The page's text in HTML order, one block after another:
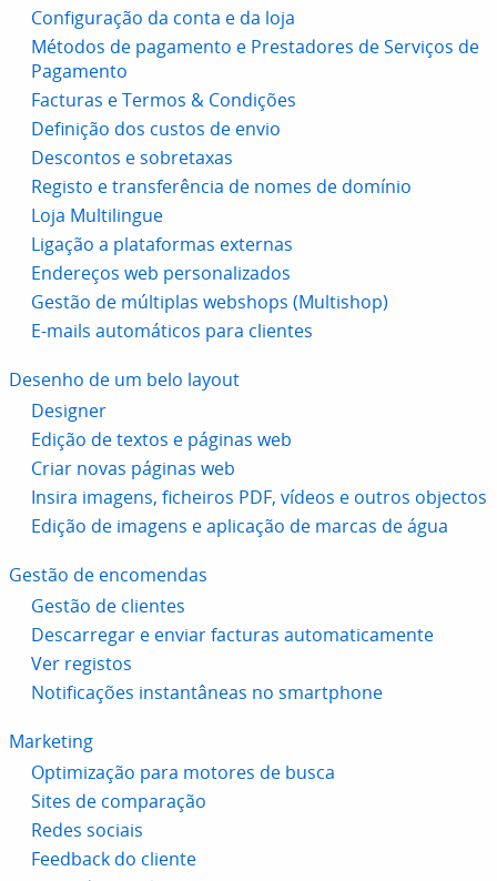
Configuração da conta e da loja
Métodos de pagamento e Prestadores de Serviços de
Pagamento
Facturas e Termos & Condições
Definição dos custos de envio
Descontos e sobretaxas
Registo e transferência de nomes de domínio
Loja Multilingue
Ligação a plataformas externas
Endereços web personalizados
Gestão de múltiplas webshops (Multishop)
E-mails automáticos para clientes
Desenho de um belo layout
Designer
Edição de textos e páginas web
Criar novas páginas web
Insira imagens, ficheiros PDF, vídeos e outros objectos
Edição de imagens e aplicação de marcas de água
Gestão de encomendas
Gestão de clientes
Descarregar e enviar facturas automaticamente
Ver registos
Notificações instantâneas no smartphone
Marketing
Optimização para motores de busca
Sites de comparação
Redes sociais
Feedback do cliente